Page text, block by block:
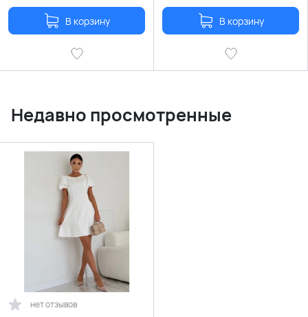
В корзину В корзину
Недавно просмотренные
нет отзывов